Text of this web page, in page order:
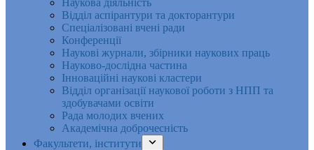
Наукова діяльність
Відділ аспірантури та докторантури
Спеціалізовані вчені ради
Конференції
Наукові журнали, збірники наукових праць
Науково-дослідна частина
Інноваційні наукові кластери
Відділ організації наукової роботи з НПП та
здобувачами освіти
Рада молодих вчених
Академічна доброчесність
Факультети, інститути